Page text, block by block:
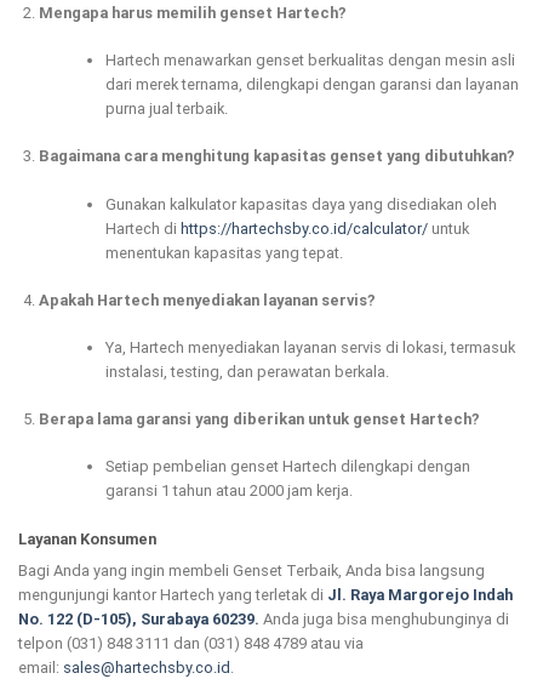
Mengapa harus memilih genset Hartech?
Hartech menawarkan genset berkualitas dengan mesin asli
dari merek ternama, dilengkapi dengan garansi dan layanan
purna jual terbaik.
Bagaimana cara menghitung kapasitas genset yang dibutuhkan?
Gunakan kalkulator kapasitas daya yang disediakan oleh
Hartech di https://hartechsby.co.id/calculator/untuk
menentukan kapasitas yang tepat.
Apakah Hartech menyediakan layanan servis?
Ya, Hartech menyediakan layanan servis di lokasi, termasuk
instalasi, testing, dan perawatan berkala.
Berapa lama garansi yang diberikan untuk genset Hartech?
Setiap pembelian genset Hartech dilengkapi dengan
garansi 1 tahun atau 2000 jam kerja.
Layanan Konsumen
Bagi Anda yang ingin membeli Genset Terbaik, Anda bisa langsung
mengunjungi kantor Hartech yang terletak di Jl. Raya Margorejo Indah
No. 122 (D-105), Surabaya 60239. Anda juga bisa menghubunginya di
telpon (031) 848 3111 dan (031) 848 4789 atau via
email: sales@hartechsby.co.id